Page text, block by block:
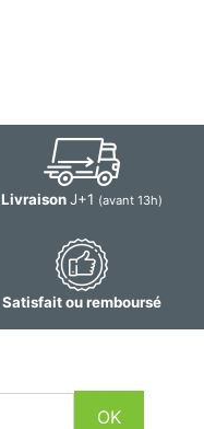
LivraisonJ+1 (avant 13h)
Satisfait ou remboursé
OK